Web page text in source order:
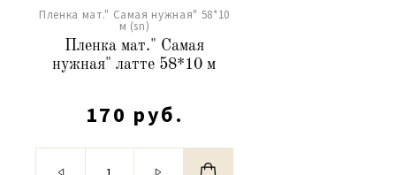
Пленка мат." Самая нужная" 58*10
м (sn)
Пленка мат." Самая
нужная" латте 58*10 м
170 руб.